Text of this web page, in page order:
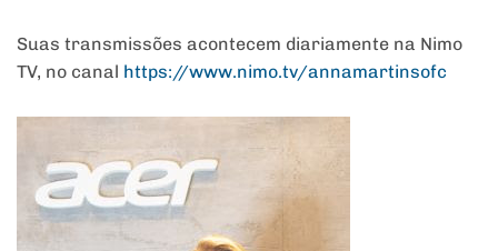
Suas transmissões acontecem diariamente na Nimo
TV, no canal https://www.nimo.tv/annamartinsofc